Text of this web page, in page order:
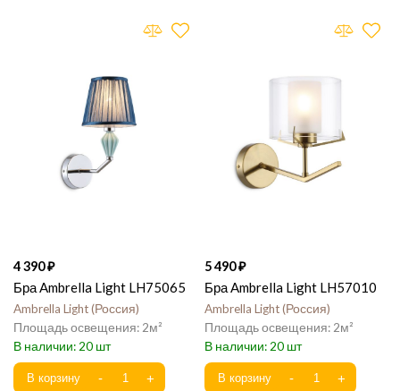
4 390
Бра Ambrella Light LH75065
Ambrella Light Россия
2
20
5 490
Бра Ambrella Light LH57010
Ambrella Light Россия
2
20